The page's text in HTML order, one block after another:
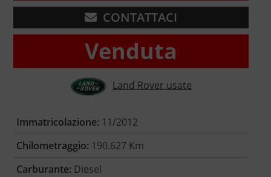
CONTATTACI
Venduta
Land Rover usate
Immatricolazione: 11/2012
Chilometraggio: 190.627 Km
Carburante: Diesel